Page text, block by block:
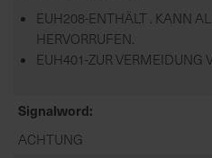
EUH208-ENTHÄLT . KANN
HERVORRUFEN.
EUH401-ZUR VERMEIDUNG
Signalword
ACHTUNG